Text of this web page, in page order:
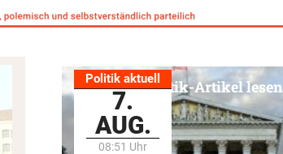
Politik aktuell
7.
AUG.
08:51 Uhr
Alle Politik-Artikel lesen